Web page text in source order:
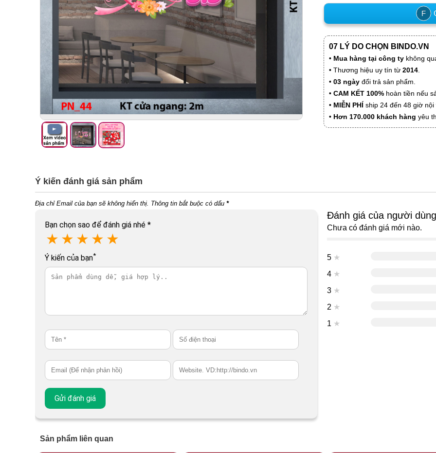
F
07 LÝ DO CHỌN BINDO.VN
• Mua hàng tại công ty không
• Thương hiệu uy tín từ 2014
• 03 ngày đổi trả sản phẩm.
• CAM KẾT 100% hoàn tiền nếu
• MIỄN PHÍ ship 24 đến 48 giờ nội
• Hơn 170.000 khách hàng yêu
Ý kiến đánh giá sản phẩm
Địa chỉ Email của bạn sẽ không hiển thị. Thông tin bắt buộc có dấu *
Bạn chọn sao để đánh giá nhé *
★ ★ ★ ★ ★
Ý kiến của bạn*
Đánh giá của người dùng
Chưa có đánh giá mới nào.
5 ★
4 ★
3 ★
2 ★
1 ★
Sản phẩm liên quan